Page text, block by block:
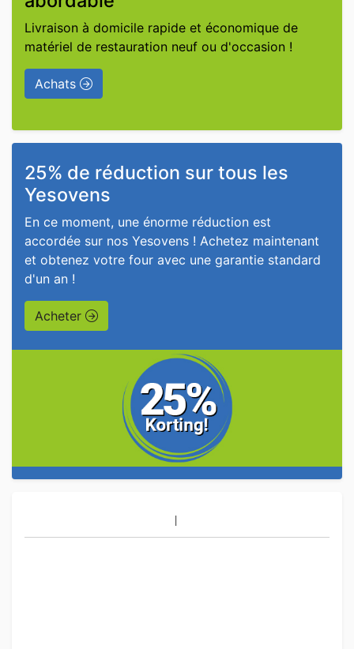
Livraison à domicile rapide et économique de
matériel de restauration neuf ou d'occasion !
Achats
25% de réduction sur tous les
Yesovens
En ce moment, une énorme réduction est
accordée sur nos Yesovens ! Achetez maintenant
et obtenez votre four avec une garantie standard
d'un an !
Acheter